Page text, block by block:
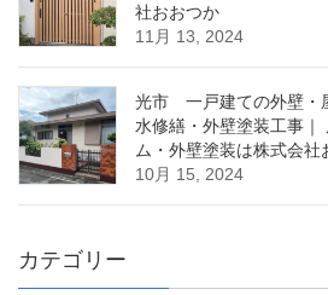
社おおつか
11月 13, 2024
光市 一戸建ての外壁・
水修繕・外壁塗装工事｜
ム・外壁塗装は株式会社
10月 15, 2024
カテゴリー